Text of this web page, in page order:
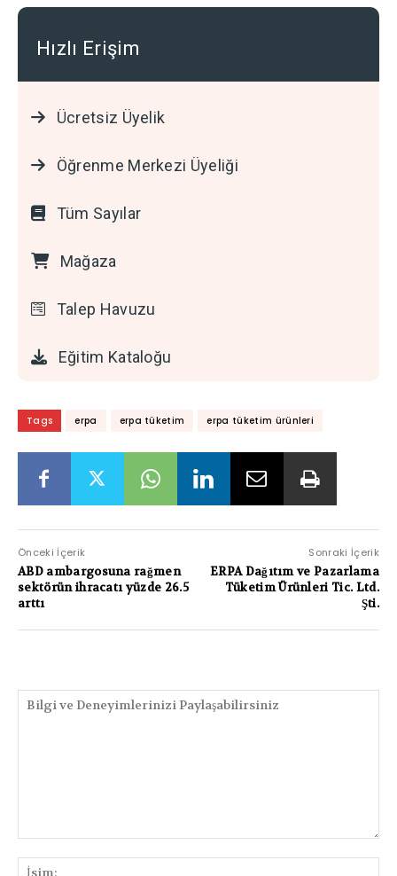
Hızlı Erişim
Ücretsiz Üyelik
Öğrenme Merkezi Üyeliği
Tüm Sayılar
Mağaza
Talep Havuzu
Eğitim Kataloğu
Tags erpa erpa tüketim erpa tüketim ürünleri
Önceki İçerik
ABD ambargosuna rağmen
sektörün ihracatı yüzde 26.5
arttı
Sonraki İçerik
ERPA Dağıtım ve Pazarlama
Tüketim Ürünleri Tic. Ltd.
Şti.
ve